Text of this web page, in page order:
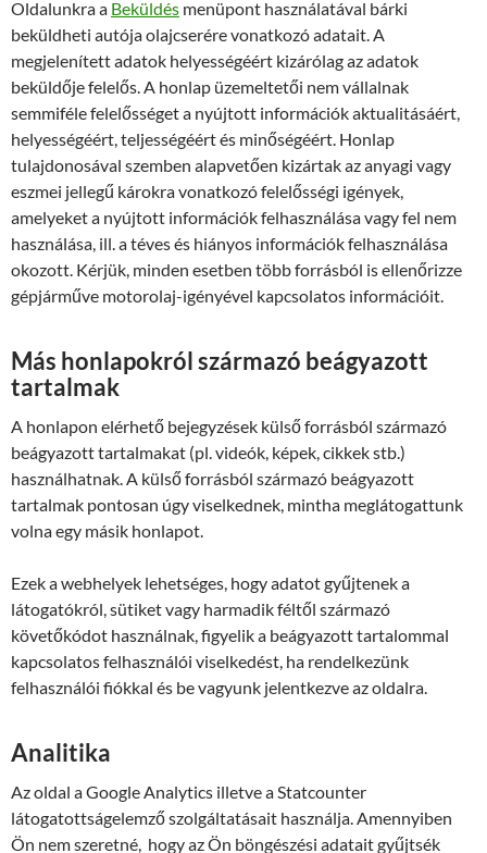
Oldalunkra a Beküldés menüpont használatával bárki
beküldheti autója olajcserére vonatkozó adatait. A
megjelenített adatok helyességéért kizárólag az adatok
beküldője felelős. A honlap üzemeltetői nem vállalnak
semmiféle felelősséget a nyújtott információk aktualitásáért,
helyességéért, teljességéért és minőségéért. Honlap
tulajdonosával szemben alapvetően kizártak az anyagi vagy
eszmei jellegű károkra vonatkozó felelősségi igények,
amelyeket a nyújtott információk felhasználása vagy fel nem
használása, ill. a téves és hiányos információk felhasználása
okozott. Kérjük, minden esetben több forrásból is ellenőrizze
gépjárműve motorolaj-igényével kapcsolatos információit.
Más honlapokról származó beágyazott
tartalmak
A honlapon elérhető bejegyzések külső forrásból származó
beágyazott tartalmakat (pl. videók, képek, cikkek stb.)
használhatnak. A külső forrásból származó beágyazott
tartalmak pontosan úgy viselkednek, mintha meglátogattunk
volna egy másik honlapot.
Ezek a webhelyek lehetséges, hogy adatot gyűjtenek a
látogatókról, sütiket vagy harmadik féltől származó
követőkódot használnak, figyelik a beágyazott tartalommal
kapcsolatos felhasználói viselkedést, ha rendelkezünk
felhasználói fiókkal és be vagyunk jelentkezve az oldalra.
Analitika
Az oldal a Google Analytics illetve a Statcounter
látogatottságelemző szolgáltatásait használja. Amennyiben
Ön nem szeretné, hogy az Ön böngészési adatait gyűjtsék